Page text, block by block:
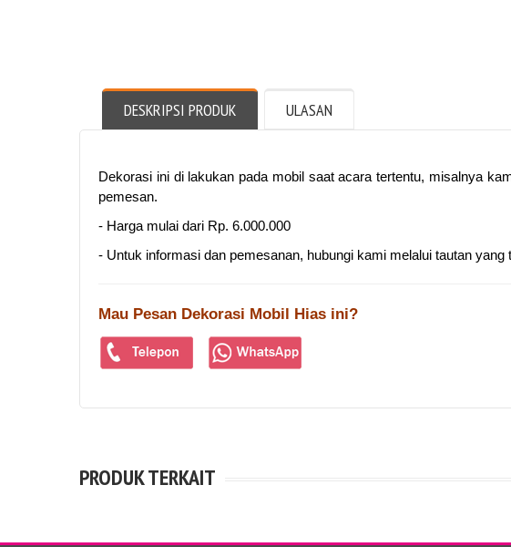
DESKRIPSI PRODUK ULASAN
Dekorasi ini di lakukan pada mobil saat acara tertentu, misalnya
pemesan.
- Harga mulai dari Rp. 6.000.000
- Untuk informasi dan pemesanan, hubungi kami melalui tautan yang
Mau Pesan Dekorasi Mobil Hias ini?
PRODUK TERKAIT